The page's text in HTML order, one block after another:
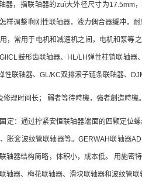
器，指联轴器的zuì大外径尺寸为17.5mm
样调整啊刚性联轴器，液力偶合器缓冲，
，常用于电机和减速机之间，电机和泵等
鼓形齿联轴器、HL/LH弹性柱销联轴器
性联轴器、GL/KC双排滚子链条联轴器、
修理时间长； 弱者等待時機，強者創造時機。
定：通过拧紧安恒联轴器端面的四颗定位
胀套波纹管联轴器等。GERWAH联轴器
轴器结构简略，体积小，成本低。 用施密
轴器、梅花联轴器、滑块联轴器和波纹管